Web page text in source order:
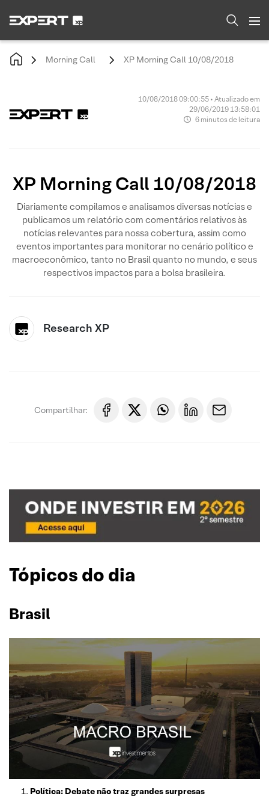
Morning Call XP Morning Call 10/08/2018
10/08/2018 09:00:55 • Atualizado em
29/06/2019 13:58:01
6 minutos de leitura
XP Morning Call 10/08/2018
Diariamente compilamos e analisamos diversas notícias e
publicamos um relatório com comentários relativos às
notícias relevantes para nossa cobertura, assim como
eventos importantes para monitorar no cenário político e
macroeconômico, tanto no Brasil quanto no mundo, e seus
respectivos impactos para a bolsa brasileira.
Research XP
Compartilhar:
Tópicos do dia
Brasil
Política: Debate não traz grandes surpresas